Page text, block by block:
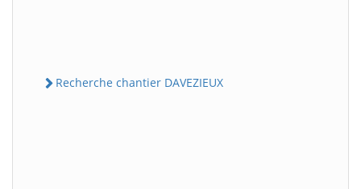
Recherche chantier DAVEZIEUX